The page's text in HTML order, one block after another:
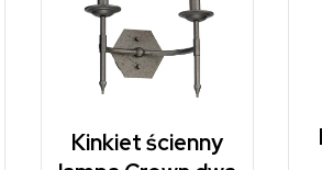
Kinkiet ścienny